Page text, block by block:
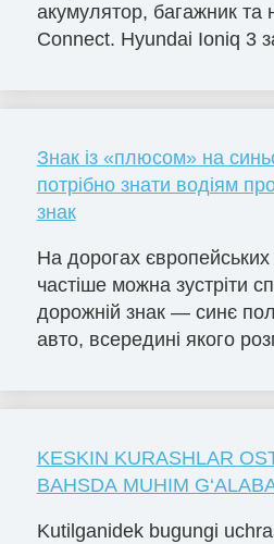
акумулятор, багажник та
Connect. Hyundai Ioniq 3
Знак із «плюсом» на
потрібно знати водіям
знак
На дорогах європейських
частіше можна зустріти
дорожній знак — синє
авто, всередині якого
KESKIN KURASHLAR
BAHSDA MUHIM
Kutilganidek bugungi